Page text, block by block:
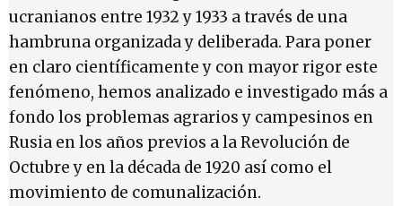
ucranianos entre 1932 y 1933 a través de una
hambruna organizada y deliberada. Para poner
en claro científicamente y con mayor rigor este
fenómeno, hemos analizado e investigado más a
fondo los problemas agrarios y campesinos en
Rusia en los años previos a la Revolución de
Octubre y en la década de 1920 así como el
movimiento de comunalización.